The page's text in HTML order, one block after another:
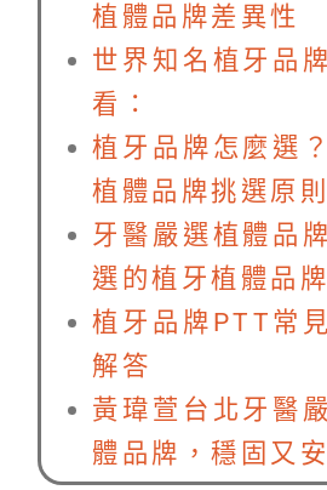
植體品牌差異性
世界知名植牙品
看：
植牙品牌怎麼選
植體品牌挑選原則
牙醫嚴選植體品
選的植牙植體品牌
植牙品牌PTT常
解答
黃瑋萱台北牙醫
體品牌，穩固又